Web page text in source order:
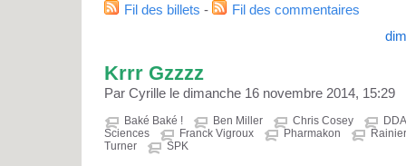
Fil des billets -
Fil des commentaires
Krrr Gzzzz
Par Cyrille le dimanche 16 novembre 2014, 15:29
Baké Baké ! Ben Miller Chris Cosey
Sciences
Franck Vigroux Pharmakon
Turner
SPK